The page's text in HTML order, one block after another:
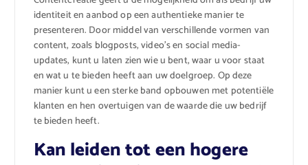
identiteit en aanbod op een authentieke manier te
presenteren. Door middel van verschillende vormen van
content, zoals blogposts, video’s en social media-
updates, kunt u laten zien wie u bent, waar u voor staat
en wat u te bieden heeft aan uw doelgroep. Op deze
manier kunt u een sterke band opbouwen met potentiële
klanten en hen overtuigen van de waarde die uw bedrijf
te bieden heeft.
Kan leiden tot een hogere